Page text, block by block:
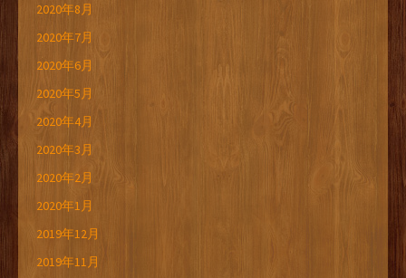
2020年8月
2020年7月
2020年6月
2020年5月
2020年4月
2020年3月
2020年2月
2020年1月
2019年12月
2019年11月